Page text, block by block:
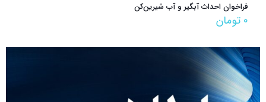
فراخوان احداث آبگیر و آب شیرین‌کن
۰ تومان